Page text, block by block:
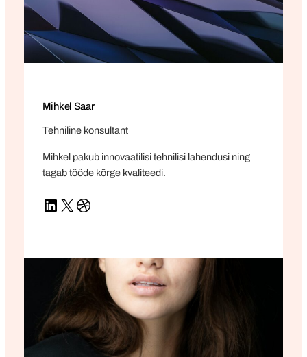
Mihkel Saar
Tehniline konsultant
Mihkel pakub innovaatilisi tehnilisi lahendusi ning
tagab tööde kõrge kvaliteedi.
LinkedIn X Dribbble